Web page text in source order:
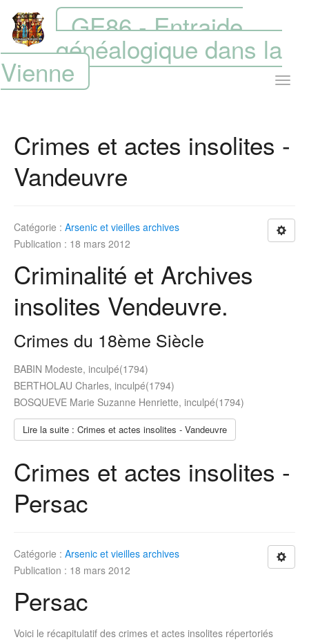
GE86 - Entraide
généalogique dans la
Vienne
Crimes et actes insolites -
Vandeuvre
Catégorie : Arsenic et vieilles archives
Publication : 18 mars 2012
Criminalité et Archives
insolites Vendeuvre.
Crimes du 18ème Siècle
BABIN Modeste, inculpé(1794)
BERTHOLAU Charles, inculpé(1794)
BOSQUEVE Marie Suzanne Henriette, inculpé(1794)
Lire la suite : Crimes et actes insolites - Vandeuvre
Crimes et actes insolites -
Persac
Catégorie : Arsenic et vieilles archives
Publication : 18 mars 2012
Persac
Voici le récapitulatif des crimes et actes insolites répertoriés